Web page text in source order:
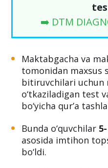
➡️ DTM
Maktabgacha va
tomonidan maxsus
bitiruvchilari uchun
o‘tkaziladigan test
bo‘yicha qur’a
Bunda o‘quvchilar
asosida imtihon
bo‘ldi.